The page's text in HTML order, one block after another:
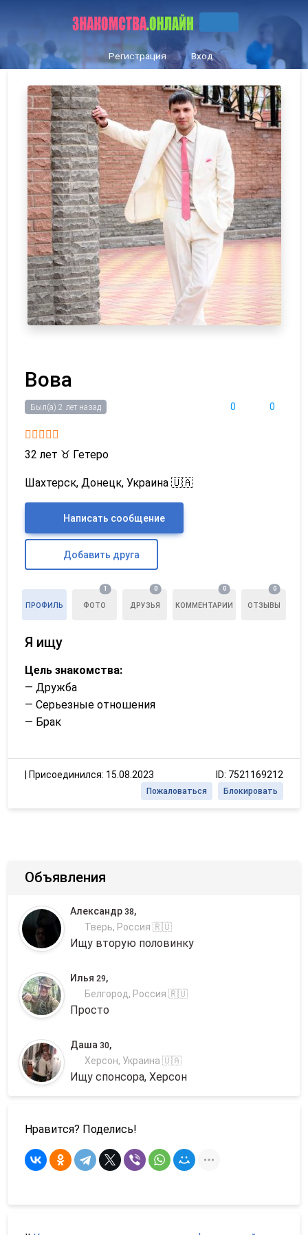
Регистрация Вход
Вова
0 0
Был(а) 2 лет назад
32 лет ♉ Гетеро
Шахтерск, Донецк, Украина 🇺🇦
Написать сообщение
Добавить друга
ПРОФИЛЬ ФОТО
1
ДРУЗЬЯ
0
КОММЕНТАРИИ
0
ОТЗЫВЫ
0
Я ищу
Цель знакомства:
— Дружба
— Серьезные отношения
— Брак
| Присоединился: 15.08.2023 ID: 7521169212
Блокировать
Пожаловаться
Объявления
Александр 38,
Тверь, Россия 🇷🇺
Ищу вторую половинку
Илья 29,
Белгород, Россия 🇷🇺
Просто
Даша 30,
Херсон, Украина 🇺🇦
Ищу спонсора, Херсон
Нравится? Поделись!